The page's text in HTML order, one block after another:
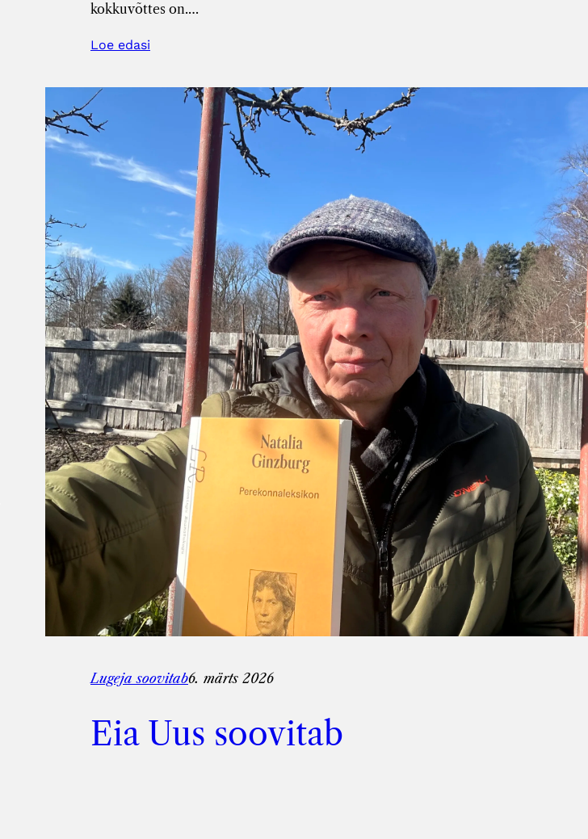
kokkuvõttes on.…
Loe edasi
Lugeja soovitab6. märts 2026
Eia Uus soovitab